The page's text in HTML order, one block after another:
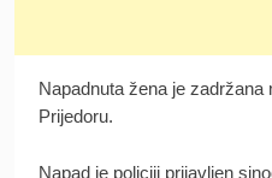
Napadnuta žena je
Prijedoru.
Napad je policiji prijavljen